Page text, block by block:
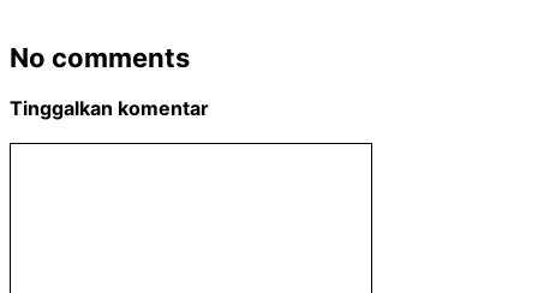
No comments
Tinggalkan komentar